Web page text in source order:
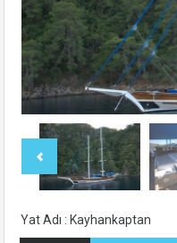
Yat Adı : Kayhankaptan